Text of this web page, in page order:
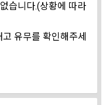
습니다.(상황에 따라
유무를 확인해주세